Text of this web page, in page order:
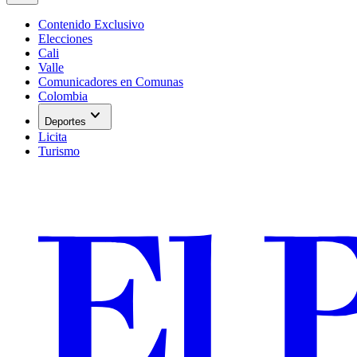
Contenido Exclusivo
Elecciones
Cali
Valle
Comunicadores en Comunas
Colombia
Deportes expand_more
Licita
Turismo